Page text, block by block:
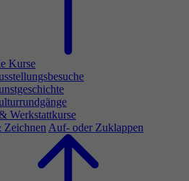
Kurse
Werkstattkurse
Auf- oder Zuklappen